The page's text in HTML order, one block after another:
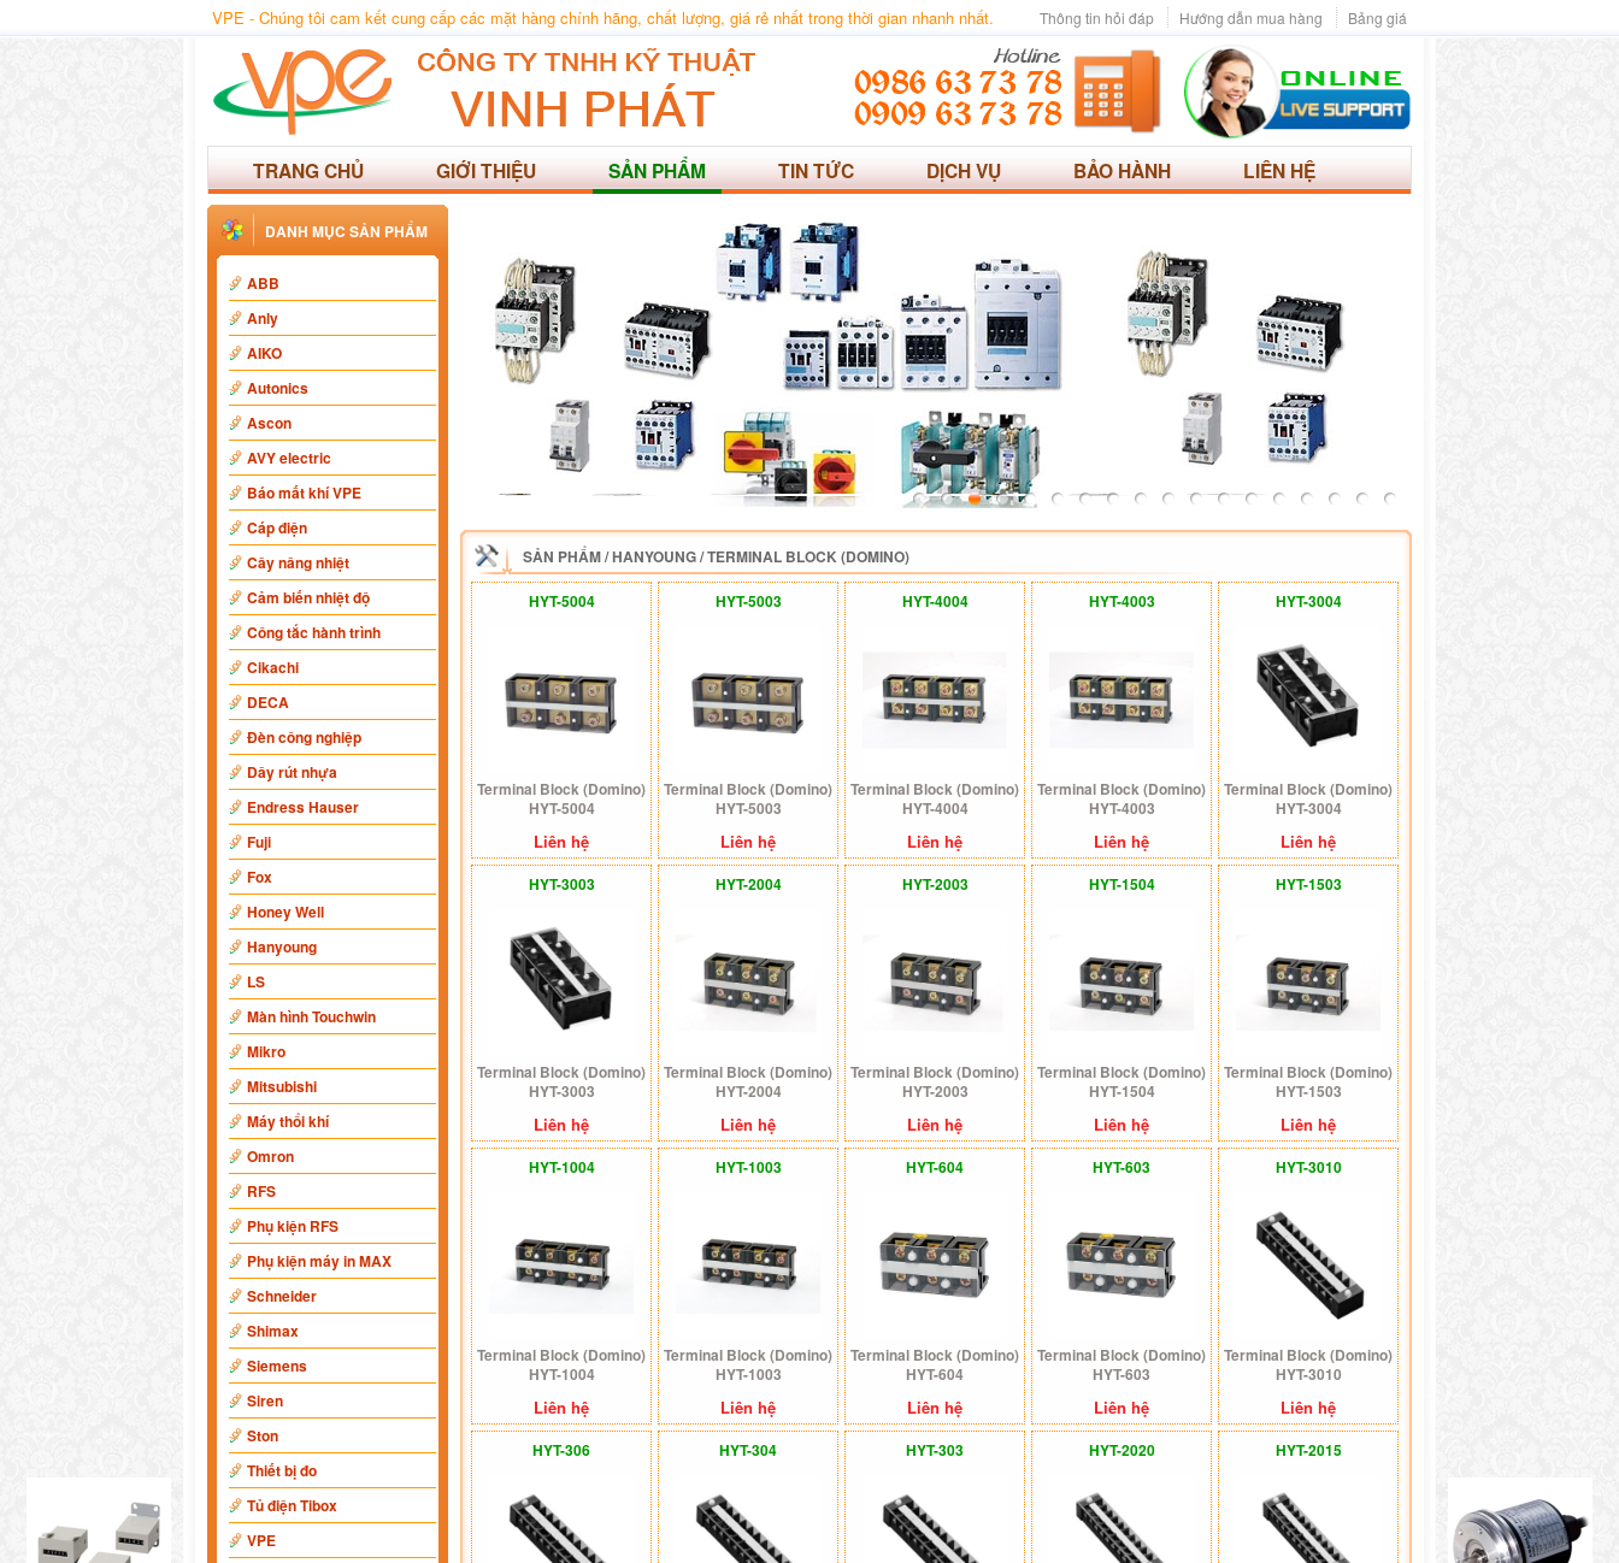
VPE - Chúng tôi cam kết cung cấp các mặt hàng chính hãng, chất lượng, giá rẻ nhất trong thời gian nhanh nhất. Bảng giá
Hướng dẫn mua hàng
Thông tin hỏi đáp
TRANG CHỦ GIỚI THIỆU SẢN PHẨM TIN TỨC DỊCH VỤ BẢO HÀNH LIÊN HỆ
DANH MỤC SẢN PHẨM
ABB
Anly
AIKO
Autonics
Ascon
AVY electric
Báo mất khí VPE
Cáp điện
Cây nâng nhiệt
Cảm biến nhiệt độ
Công tắc hành trình
Cikachi
DECA
Đèn công nghiệp
Dây rút nhựa
Endress Hauser
Fuji
Fox
Honey Well
Hanyoung
LS
Màn hình Touchwin
Mikro
Mitsubishi
Máy thổi khí
Omron
RFS
Phụ kiện RFS
Phụ kiện máy in MAX
Schneider
Shimax
Siemens
Siren
Ston
Thiết bị đo
Tủ điện Tibox
VPE
SẢN PHẨM/HANYOUNG/TERMINAL BLOCK (DOMINO)
HYT-5004
Terminal Block (Domino)
HYT-5004
Liên hệ
HYT-5003
Terminal Block (Domino)
HYT-5003
Liên hệ
HYT-4004
Terminal Block (Domino)
HYT-4004
Liên hệ
HYT-4003
Terminal Block (Domino)
HYT-4003
Liên hệ
HYT-3004
Terminal Block (Domino)
HYT-3004
Liên hệ
HYT-3003
Terminal Block (Domino)
HYT-3003
Liên hệ
HYT-2004
Terminal Block (Domino)
HYT-2004
Liên hệ
HYT-2003
Terminal Block (Domino)
HYT-2003
Liên hệ
HYT-1504
Terminal Block (Domino)
HYT-1504
Liên hệ
HYT-1503
Terminal Block (Domino)
HYT-1503
Liên hệ
HYT-1004
Terminal Block (Domino)
HYT-1004
Liên hệ
HYT-1003
Terminal Block (Domino)
HYT-1003
Liên hệ
HYT-604
Terminal Block (Domino)
HYT-604
Liên hệ
HYT-603
Terminal Block (Domino)
HYT-603
Liên hệ
HYT-3010
Terminal Block (Domino)
HYT-3010
Liên hệ
HYT-306 HYT-304 HYT-303 HYT-2020 HYT-2015